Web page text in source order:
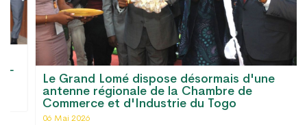
Le Grand Lomé dispose désormais d'une
antenne régionale de la Chambre de
Commerce et d'Industrie du Togo
06 Mai 2026